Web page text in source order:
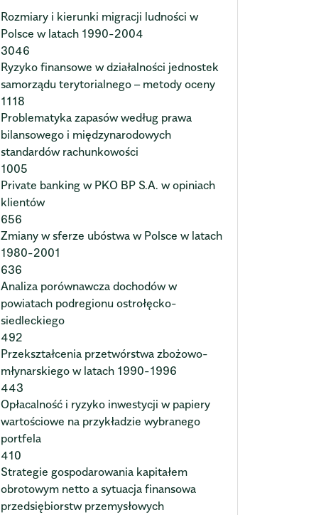
Rozmiary i kierunki migracji ludności w
Polsce w latach 1990-2004
3046
Ryzyko finansowe w działalności jednostek
samorządu terytorialnego – metody oceny
1118
Problematyka zapasów według prawa
bilansowego i międzynarodowych
standardów rachunkowości
1005
Private banking w PKO BP S.A. w opiniach
klientów
656
Zmiany w sferze ubóstwa w Polsce w latach
1980-2001
636
Analiza porównawcza dochodów w
powiatach podregionu ostrołęcko-
siedleckiego
492
Przekształcenia przetwórstwa zbożowo-
młynarskiego w latach 1990-1996
443
Opłacalność i ryzyko inwestycji w papiery
wartościowe na przykładzie wybranego
portfela
410
Strategie gospodarowania kapitałem
obrotowym netto a sytuacja finansowa
przedsiębiorstw przemysłowych